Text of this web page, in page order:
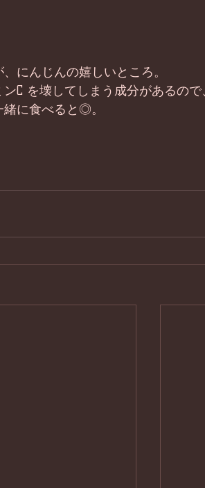
にんじんの嬉しいところ。
C を壊してしまう成分があるの
緒に食べると◎。